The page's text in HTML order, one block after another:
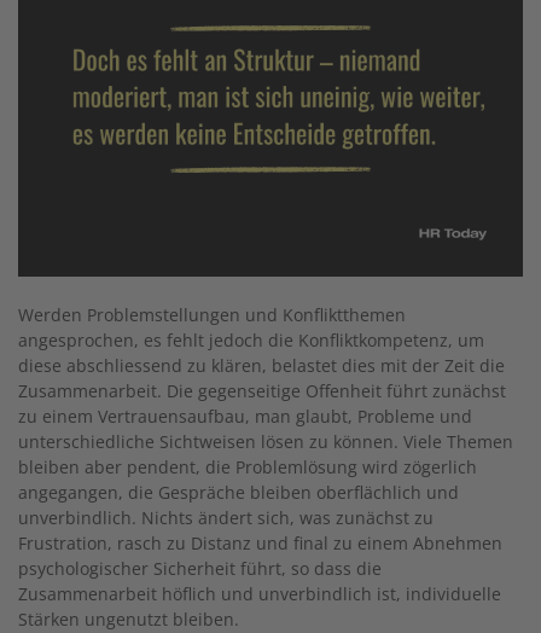
Werden Problemstellungen und Konfliktthemen
angesprochen, es fehlt jedoch die Konfliktkompetenz, um
diese abschliessend zu klären, belastet dies mit der Zeit die
Zusammenarbeit. Die gegenseitige Offenheit führt zunächst
zu einem Vertrauensaufbau, man glaubt, Probleme und
unterschiedliche Sichtweisen lösen zu können. Viele Themen
bleiben aber pendent, die Problemlösung wird zögerlich
angegangen, die Gespräche bleiben oberflächlich und
unverbindlich. Nichts ändert sich, was zunächst zu
Frustration, rasch zu Distanz und final zu einem Abnehmen
psychologischer Sicherheit führt, so dass die
Zusammenarbeit höflich und unverbindlich ist, individuelle
Stärken ungenutzt bleiben.